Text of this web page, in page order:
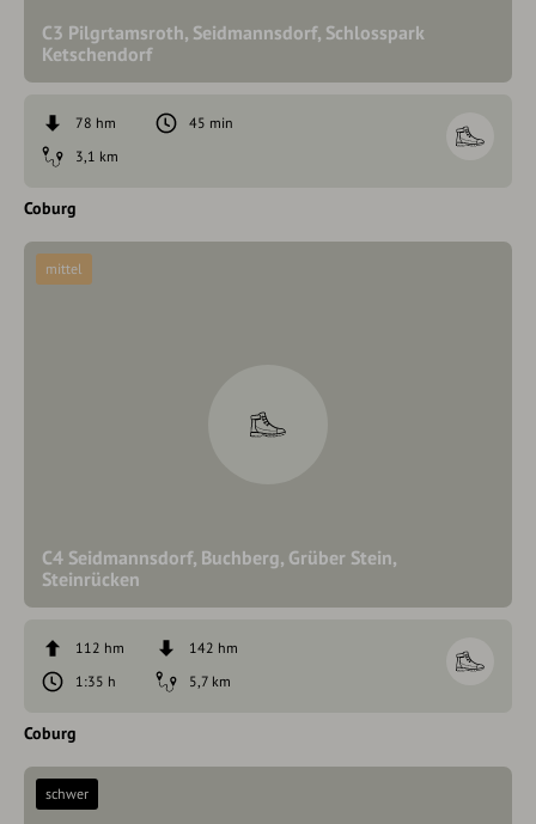
C3 Pilgrtamsroth, Seidmannsdorf, Schlosspark
Ketschendorf
78 hm
45 min
3,1 km
Coburg
C4 Seidmannsdorf, Buchberg, Grüber Stein,
Steinrücken
mittel
112 hm
142 hm
1:35 h
5,7 km
Coburg
schwer